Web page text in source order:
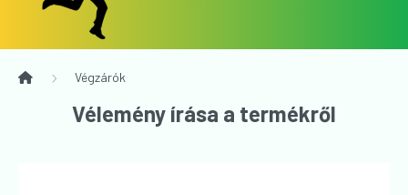
Végzárók
Vélemény írása a termékről